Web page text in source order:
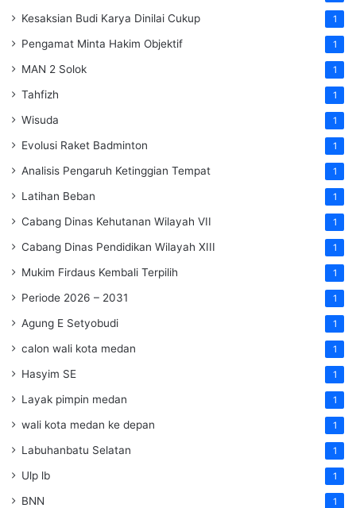
Kesaksian Budi Karya Dinilai Cukup 1
Pengamat Minta Hakim Objektif 1
MAN 2 Solok 1
Tahfizh 1
Wisuda 1
Evolusi Raket Badminton 1
Analisis Pengaruh Ketinggian Tempat 1
Latihan Beban 1
Cabang Dinas Kehutanan Wilayah VII 1
Cabang Dinas Pendidikan Wilayah XIII 1
Mukim Firdaus Kembali Terpilih 1
Periode 2026 – 2031 1
Agung E Setyobudi 1
calon wali kota medan 1
Hasyim SE 1
Layak pimpin medan 1
wali kota medan ke depan 1
Labuhanbatu Selatan 1
Ulp lb 1
BNN 1